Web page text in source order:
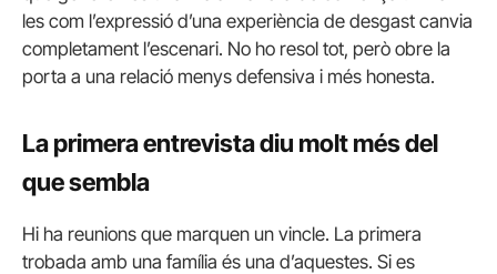
les com l’expressió d’una experiència de desgast canvia
completament l’escenari. No ho resol tot, però obre la
porta a una relació menys defensiva i més honesta.
La primera entrevista diu molt més del
que sembla
Hi ha reunions que marquen un vincle. La primera
trobada amb una família és una d’aquestes. Si es